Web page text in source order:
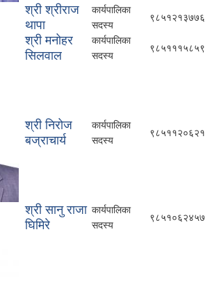
श्री श्रीराज
थापा
कार्यपालिका
सदस्य
९८५१२१३७७६
श्री मनोहर
सिलवाल
कार्यपालिका
सदस्य
९८५१११५८५९
श्री निरोज
बज्राचार्य
कार्यपालिका
सदस्य
९८५११२०६२१
श्री सानु राजा
घिमिरे
कार्यपालिका
सदस्य
९८५१०६२४५७